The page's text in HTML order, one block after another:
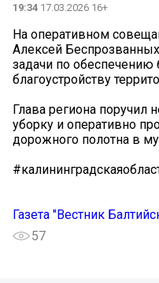
19:34 17.03.2026 16+
На оперативном
Алексей
задачи по обеспечению
благоустройству
Глава региона
уборку и оперативно
дорожного полотна в
Газета "Вестник
57